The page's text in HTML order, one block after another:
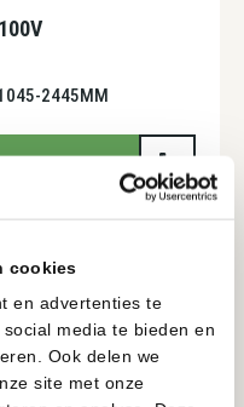
cookies
en advertenties te
media te bieden en
Ook delen we
site met onze
2445MM